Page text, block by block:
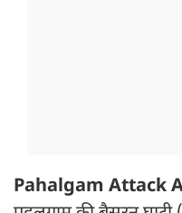
Pahalgam Attack